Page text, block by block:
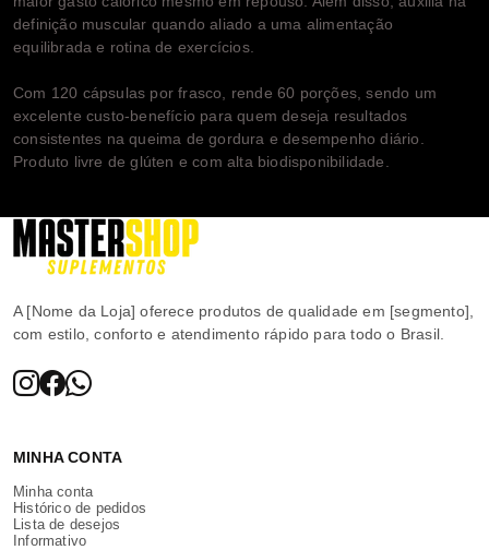
definição muscular quando aliado a uma alimentação
equilibrada e rotina de exercícios.
Com 120 cápsulas por frasco, rende 60 porções, sendo um
excelente custo-benefício para quem deseja resultados
consistentes na queima de gordura e desempenho diário.
Produto livre de glúten e com alta biodisponibilidade.
A [Nome da Loja] oferece produtos de qualidade em [segmento],
com estilo, conforto e atendimento rápido para todo o Brasil.
MINHA CONTA
Minha conta
Histórico de pedidos
Lista de desejos
Informativo